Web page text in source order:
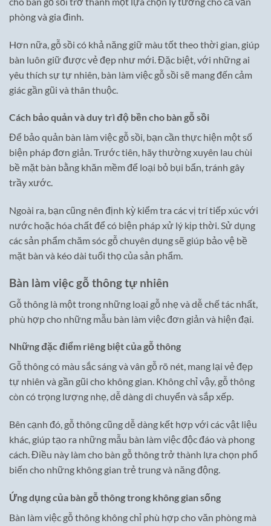
phòng và gia đình.
Hơn nữa, gỗ sồi có khả năng giữ màu tốt theo thời gian, giúp
bàn luôn giữ được vẻ đẹp như mới. Đặc biệt, với những ai
yêu thích sự tự nhiên, bàn làm việc gỗ sồi sẽ mang đến cảm
giác gần gũi và thân thuộc.
Cách bảo quản và duy trì độ bền cho bàn gỗ sồi
Để bảo quản bàn làm việc gỗ sồi, bạn cần thực hiện một số
biện pháp đơn giản. Trước tiên, hãy thường xuyên lau chùi
bề mặt bàn bằng khăn mềm để loại bỏ bụi bẩn, tránh gây
trầy xước.
Ngoài ra, bạn cũng nên định kỳ kiểm tra các vị trí tiếp xúc với
nước hoặc hóa chất để có biện pháp xử lý kịp thời. Sử dụng
các sản phẩm chăm sóc gỗ chuyên dụng sẽ giúp bảo vệ bề
mặt bàn và kéo dài tuổi thọ của sản phẩm.
Bàn làm việc gỗ thông tự nhiên
Gỗ thông là một trong những loại gỗ nhẹ và dễ chế tác nhất,
phù hợp cho những mẫu bàn làm việc đơn giản và hiện đại.
Những đặc điểm riêng biệt của gỗ thông
Gỗ thông có màu sắc sáng và vân gỗ rõ nét, mang lại vẻ đẹp
tự nhiên và gần gũi cho không gian. Không chỉ vậy, gỗ thông
còn có trọng lượng nhẹ, dễ dàng di chuyển và sắp xếp.
Bên cạnh đó, gỗ thông cũng dễ dàng kết hợp với các vật liệu
khác, giúp tạo ra những mẫu bàn làm việc độc đáo và phong
cách. Điều này làm cho bàn gỗ thông trở thành lựa chọn phổ
biến cho những không gian trẻ trung và năng động.
Ứng dụng của bàn gỗ thông trong không gian sống
Bàn làm việc gỗ thông không chỉ phù hợp cho văn phòng mà